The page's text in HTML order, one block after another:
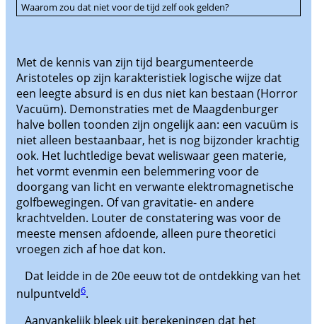
Waarom zou dat niet voor de tijd zelf ook gelden?
Met de kennis van zijn tijd beargumenteerde
Aristoteles op zijn karakteristiek logische wijze dat
een leegte absurd is en dus niet kan bestaan (Horror
Vacuüm). Demonstraties met de Maagdenburger
halve bollen toonden zijn ongelijk aan: een vacuüm is
niet alleen bestaanbaar, het is nog bijzonder krachtig
ook. Het luchtledige bevat weliswaar geen materie,
het vormt evenmin een belemmering voor de
doorgang van licht en verwante elektromagnetische
golfbewegingen. Of van gravitatie- en andere
krachtvelden. Louter de constatering was voor de
meeste mensen afdoende, alleen pure theoretici
vroegen zich af hoe dat kon.
Dat leidde in de 20e eeuw tot de ontdekking van het
nulpuntveld6.
Aanvankelijk bleek uit berekeningen dat het